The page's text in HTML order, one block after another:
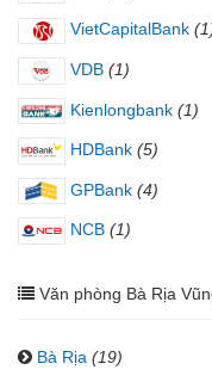
VietCapitalBank
VDB (1)
Kienlongbank (1)
HDBank (5)
GPBank (4)
NCB (1)
Văn phòng Bà Rịa
Bà Rịa (19)